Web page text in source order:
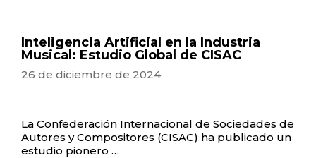
Inteligencia Artificial en la Industria
Musical: Estudio Global de CISAC
26 de diciembre de 2024
La Confederación Internacional de Sociedades de
Autores y Compositores (CISAC) ha publicado un
estudio pionero …